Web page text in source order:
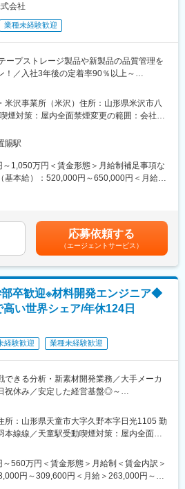
会社
業種未経験歓迎
ープストレージ製品や新製品の品質管理を
！／入社3年後の定着率90％以上～
ション
いるテープストレージ既存製品品質維持
3年おきの新製品立ち上げを行っておりま
を守るため、開発段階から入り込み、サプ
かけ・取り組みをともに促進していただ
す。
内請負会社生産品質監査などの取りまとめ
を見直し、改善策の提案・実施のリード
と協働した海外OEM工場の生産品質管理
レージ(企業やデータセンター、研究機関
期間保存する必要がある環境で使用)
方が在籍しており、品質管理部は社員10名
けの２チーム編成となっております。
に配属となり、製品導入顧客先とのオンラ
発生。）
ストレージ製品は大容量、低コスト、省エ
リティ性能です。特に、長期保管が必要な
米沢事業所（米沢）住所：山形県米沢市八
煙対策：屋内全面禁煙変更の範囲：会社の
トワーク含む）
賜駅
～1,050万円＜賃金形態＞月給制補足事項な
基本給）：520,000円～650,000円＜月給＞
性があります。月給(月額)は固定手当を含め
応募依頼する
（エージェントサービス）
部卒歓迎※材料開発エンジニア◆
い世界シェア/年休124日
経験歓迎 業種未経験歓迎
できる分析・新素材開発業務／大手メーカ
祝休み／安定した経営基盤◎～
、分析技術全般をお任せします。
所：山形県天童市大字久野本字日光1105 勤
本線線／天童駅受動喫煙対策：屋内全面禁
～560万円＜賃金形態＞月給制＜賃金内訳＞
円～309,600円＜月給＞263,000円～